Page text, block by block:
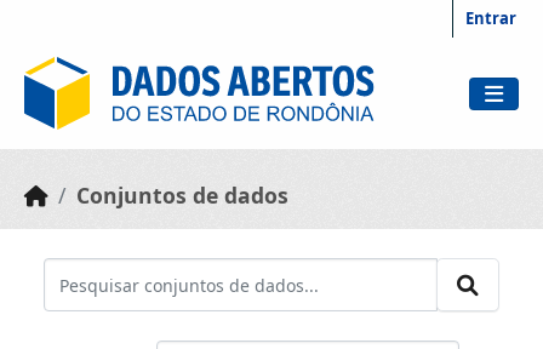
Entrar
Conjuntos de dados